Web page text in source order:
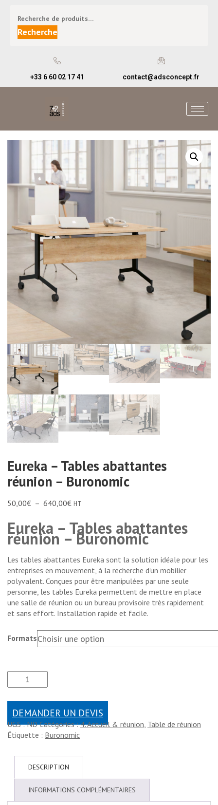
Recherche
+33 6 60 02 17 41 contact@adsconcept.fr
Eureka – Tables abattantes
réunion – Buronomic
50,00€ – 640,00€ HT
Eureka – Tables abattantes
réunion – Buronomic
Les tables abattantes Eureka sont la solution idéale pour les
entreprises en mouvement, à la recherche d’un mobilier
polyvalent. Conçues pour être manipulées par une seule
personne, les tables Eureka permettent de mettre en place
une salle de réunion ou un bureau provisoire très rapidement
et sans effort. Installation rapide et facile.
Formats
DEMANDER UN DEVIS
UGS :ND Catégories :4. Accueil & réunion, Table de réunion
Étiquette : Buronomic
DESCRIPTION
INFORMATIONS COMPLÉMENTAIRES